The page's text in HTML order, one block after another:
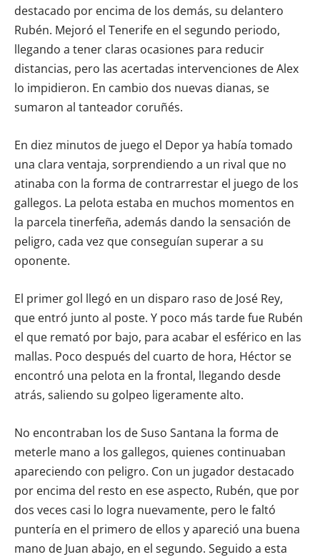
destacado por encima de los demás, su delantero
Rubén. Mejoró el Tenerife en el segundo periodo,
llegando a tener claras ocasiones para reducir
distancias, pero las acertadas intervenciones de Alex
lo impidieron. En cambio dos nuevas dianas, se
sumaron al tanteador coruñés.
En diez minutos de juego el Depor ya había tomado
una clara ventaja, sorprendiendo a un rival que no
atinaba con la forma de contrarrestar el juego de los
gallegos. La pelota estaba en muchos momentos en
la parcela tinerfeña, además dando la sensación de
peligro, cada vez que conseguían superar a su
oponente.
El primer gol llegó en un disparo raso de José Rey,
que entró junto al poste. Y poco más tarde fue Rubén
el que remató por bajo, para acabar el esférico en las
mallas. Poco después del cuarto de hora, Héctor se
encontró una pelota en la frontal, llegando desde
atrás, saliendo su golpeo ligeramente alto.
No encontraban los de Suso Santana la forma de
meterle mano a los gallegos, quienes continuaban
apareciendo con peligro. Con un jugador destacado
por encima del resto en ese aspecto, Rubén, que por
dos veces casi lo logra nuevamente, pero le faltó
puntería en el primero de ellos y apareció una buena
mano de Juan abajo, en el segundo. Seguido a esta